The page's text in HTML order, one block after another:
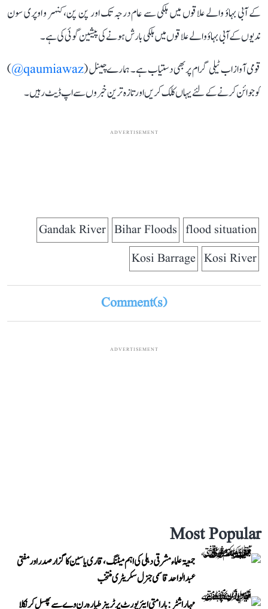
کے آبی بہاؤ والے علاقوں میں ہلکی سے عام درجہ تک اور پن پن، کنہر و اوپری سون
ندیوں کے آبی بہاؤ والے علاقوں میں ہلکی بارش ہونے کی پیشین گوئی کی ہے۔
قومی آواز اب ٹیلی گرام پر بھی دستیاب ہے۔ ہمارے چینل (qaumiawaz@
)
کو جوائن کرنے کے لئے یہاں کلک کریں اور تازہ ترین خبروں سے اپ ڈیٹ رہیں۔
ADVERTISEMENT
flood situation
Bihar Floods
Gandak River
Kosi River
Kosi Barrage
Comment(s)
ADVERTISEMENT
Most Popular
جمعیۃ علماء مشرقی دہلی کی اہم میٹنگ، قاری یاسین کا گزار صدر اور مفتی
عبد الواحد قاسمی جنرل سکریٹری منتخب
مہاراشٹر: بارامتی ایئرپورٹ پر ٹرینر طیارہ رن وے سے پھسل کر نکلا